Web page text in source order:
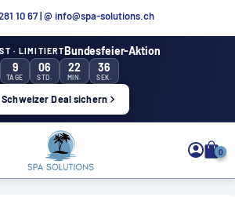
10 67|@ info@spa-solutions.ch
· LIMITIERTBundesfeier-Aktion
9
TAGE
06
STD.
22
MIN.
35
SEK.
Schweizer Deal sichern
Solutions
de
0